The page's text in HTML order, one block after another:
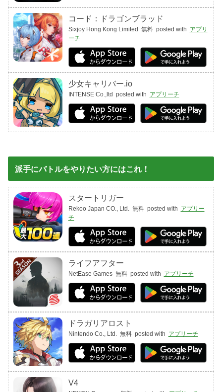
コード：ドラゴンブラッド
Sixjoy Hong Kong Limited 無料 posted with アプリ
ーチ
少女キャリバー.io
INTENSE Co.,ltd posted with アプリーチ
派手にバトルをやりたい方にはこれ！
スタートリガー
Rekoo Japan CO., Ltd. 無料 posted with アプリー
チ
ライフアフター
NetEase Games 無料 posted with アプリーチ
ドラガリアロスト
Nintendo Co., Ltd. 無料 posted with アプリーチ
V4